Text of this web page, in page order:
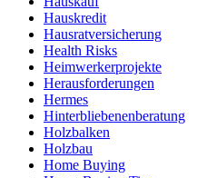
Hauskredit
Hausratversicherung
Health Risks
Heimwerkerprojekte
Herausforderungen
Hermes
Hinterbliebenenberatung
Holzbalken
Holzbau
Home Buying